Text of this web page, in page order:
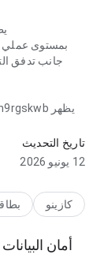
جانب تدفق
سهلةتاريخ التحديث
12 يونيو 2026
كازينو
أمان البيانات